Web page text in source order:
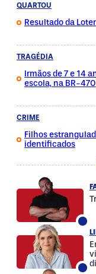
QUARTOU
Resultado da
TRAGÉDIA
Irmãos de 7 e 14
escola, na BR-470
CRIME
Filhos
identificados